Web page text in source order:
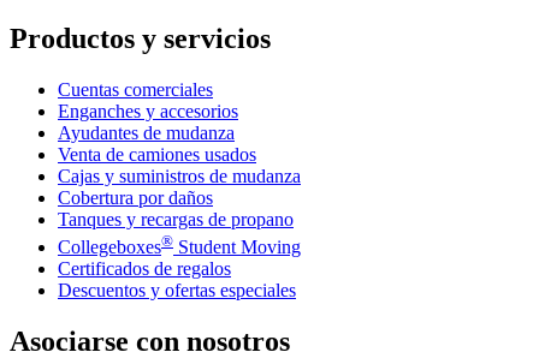
Productos y servicios
Cuentas comerciales
Enganches y accesorios
Ayudantes de mudanza
Venta de camiones usados
Cajas y suministros de mudanza
Cobertura por daños
Tanques y recargas de propano
Collegeboxes® Student Moving
Certificados de regalos
Descuentos y ofertas especiales
Asociarse con nosotros